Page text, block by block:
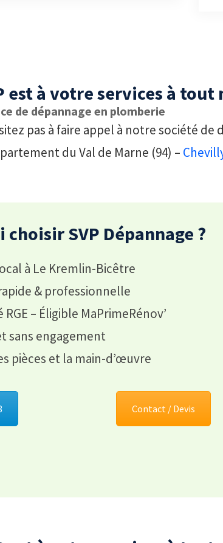
est à votre services à tout
de dépannage en plomberie
pas à faire appel à notre société de
du Val de Marne (94) –
choisir SVP Dépannage ?
à Le Kremlin-Bicêtre
& professionnelle
– Éligible MaPrimeRénov’
sans engagement
pièces et la main-d’œuvre
Contact / Devis